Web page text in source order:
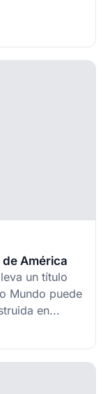
América
un título
Mundo puede
en...